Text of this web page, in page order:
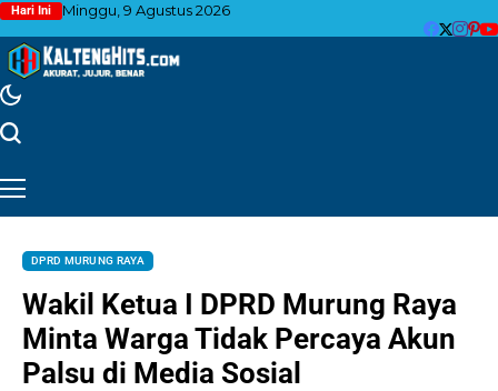
Hari Ini Minggu, 9 Agustus 2026
DPRD MURUNG RAYA
Wakil Ketua I DPRD Murung Raya
Minta Warga Tidak Percaya Akun
Palsu di Media Sosial